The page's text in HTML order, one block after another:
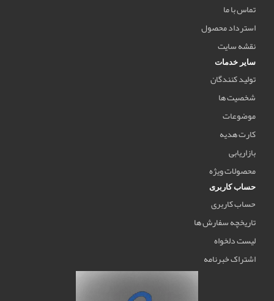
تماس با ما
استرداد محصول
نقشه سایت
سایر خدمات
تولید کنندگان
شخصیت ها
موضوعات
کارت هدیه
بازاریابی
محصولات ویژه
حساب کاربری
حساب کاربری
تاریخچه سفارش ها
لیست دلخواه
اشتراک خبرنامه